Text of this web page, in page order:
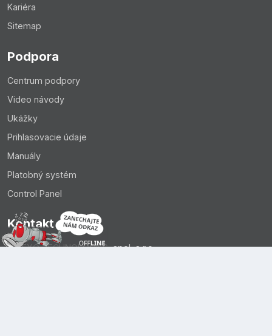
Kariéra
Sitemap
Podpora
Centrum podpory
Video návody
Ukážky
Prihlasovacie údaje
Manuály
Platobný systém
Control Panel
Kontakt
EXO TECHNOLOGIES, spol. s r.o.